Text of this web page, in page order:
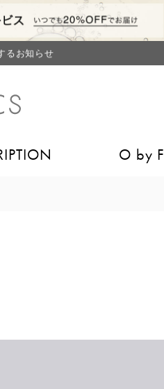
アップデー”
ゼント
るお知らせ
アップデー”
O by F